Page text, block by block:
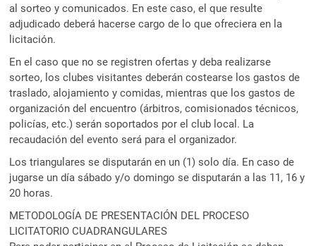
al sorteo y comunicados. En este caso, el que resulte
adjudicado deberá hacerse cargo de lo que ofreciera en la
licitación.
En el caso que no se registren ofertas y deba realizarse
sorteo, los clubes visitantes deberán costearse los gastos de
traslado, alojamiento y comidas, mientras que los gastos de
organización del encuentro (árbitros, comisionados técnicos,
policías, etc.) serán soportados por el club local. La
recaudación del evento será para el organizador.
Los triangulares se disputarán en un (1) solo día. En caso de
jugarse un día sábado y/o domingo se disputarán a las 11, 16 y
20 horas.
METODOLOGÍA DE PRESENTACIÓN DEL PROCESO
LICITATORIO CUADRANGULARES